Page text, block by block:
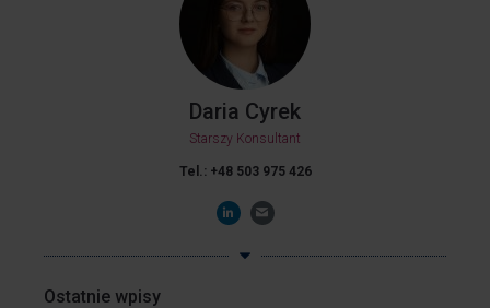
Daria Cyrek
Starszy Konsultant
Tel.: +48 503 975 426
Ostatnie wpisy